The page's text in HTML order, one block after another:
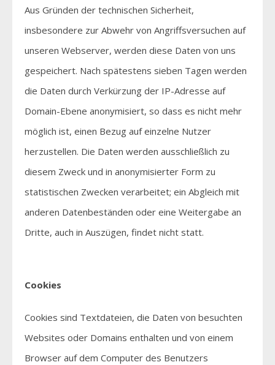
Aus Gründen der technischen Sicherheit,
insbesondere zur Abwehr von Angriffsversuchen auf
unseren Webserver, werden diese Daten von uns
gespeichert. Nach spätestens sieben Tagen werden
die Daten durch Verkürzung der IP-Adresse auf
Domain-Ebene anonymisiert, so dass es nicht mehr
möglich ist, einen Bezug auf einzelne Nutzer
herzustellen. Die Daten werden ausschließlich zu
diesem Zweck und in anonymisierter Form zu
statistischen Zwecken verarbeitet; ein Abgleich mit
anderen Datenbeständen oder eine Weitergabe an
Dritte, auch in Auszügen, findet nicht statt.
Cookies
Cookies sind Textdateien, die Daten von besuchten
Websites oder Domains enthalten und von einem
Browser auf dem Computer des Benutzers